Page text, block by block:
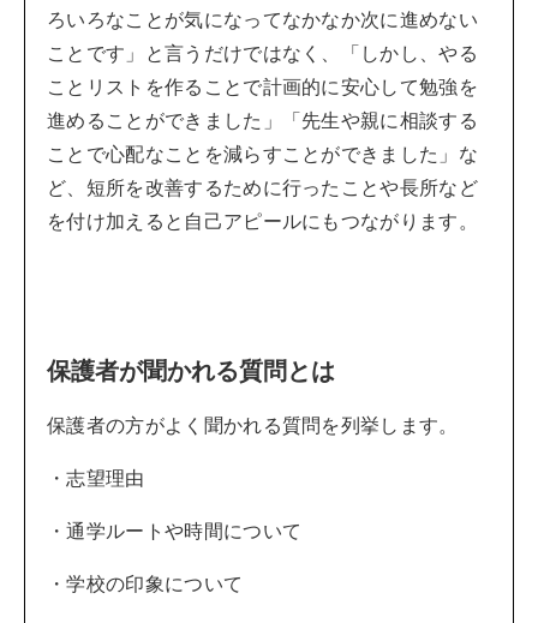
ろいろなことが気になってなかなか次に進めない
ことです」と言うだけではなく、「しかし、やる
ことリストを作ることで計画的に安心して勉強を
進めることができました」「先生や親に相談する
ことで心配なことを減らすことができました」な
ど、短所を改善するために行ったことや長所など
を付け加えると自己アピールにもつながります。
保護者が聞かれる質問とは
保護者の方がよく聞かれる質問を列挙します。
・志望理由
・通学ルートや時間について
・学校の印象について